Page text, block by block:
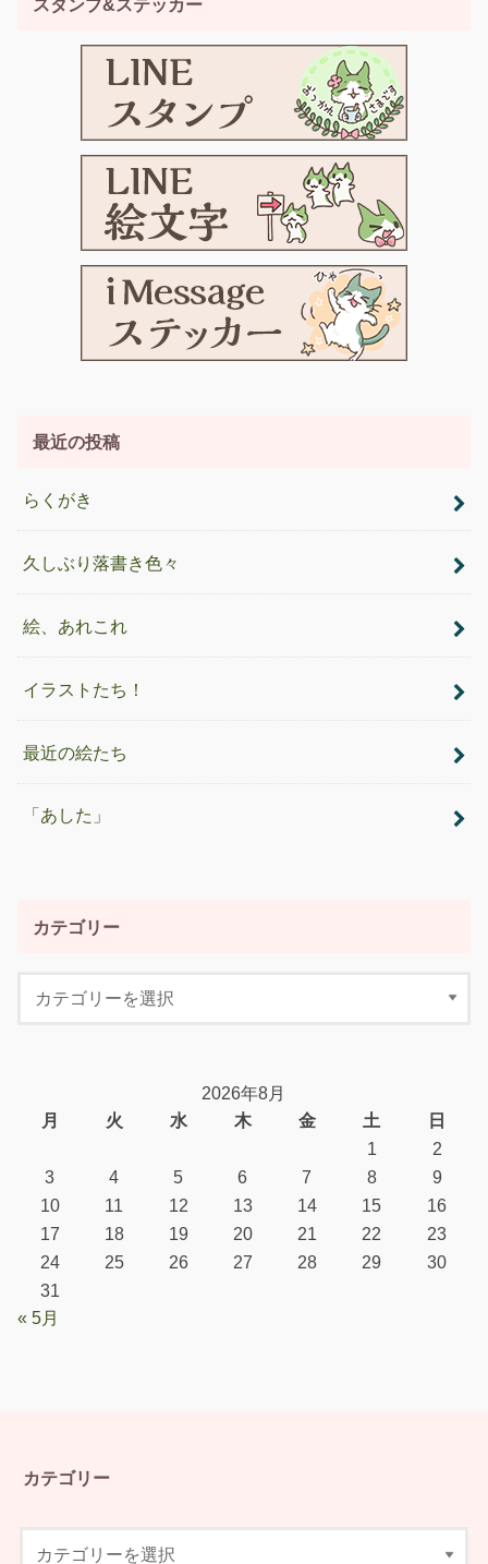
スタンプ&ステッカー
最近の投稿
らくがき
久しぶり落書き色々
絵、あれこれ
イラストたち！
最近の絵たち
「あした」
カテゴリー
2026年8月
月
火 水 木 金 土
日
1
2
3
4 5 6 7 8
9
10
11 12 13 14 15
16
17
18 19 20 21 22
23
24
25 26 27 28 29
30
31
« 5月
カテゴリー